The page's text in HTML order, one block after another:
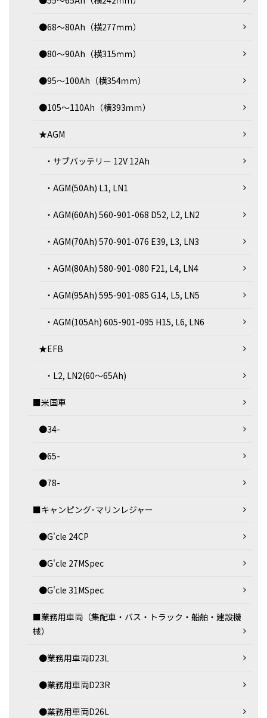
●68～80Ah（横277ｍｍ）
●80～90Ah（横315ｍｍ）
●95～100Ah（横354ｍｍ）
●105～110Ah（横393ｍｍ）
★AGM
・サブバッテリー 12V 12Ah
・AGM(50Ah) L1, LN1
・AGM(60Ah) 560-901-068 D52, L2, LN2
・AGM(70Ah) 570-901-076 E39, L3, LN3
・AGM(80Ah) 580-901-080 F21, L4, LN4
・AGM(95Ah) 595-901-085 G14, L5, LN5
・AGM(105Ah) 605-901-095 H15, L6, LN6
★EFB
・L2, LN2(60～65Ah)
■米国車
●34-
●65-
●78-
■キャンピング･マリンレジャー
●G'cle 24CP
●G'cle 27MSpec
●G'cle 31MSpec
■業務用車両（集配車・バス・トラック・船舶・建設機
械）
●業務用車両D23L
●業務用車両D23R
●業務用車両D26L